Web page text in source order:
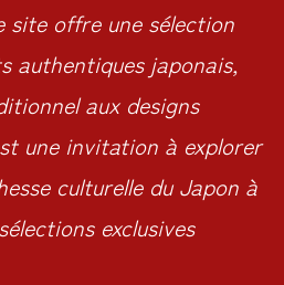
site offre une sélection
authentiques japonais,
aux designs
une invitation à explorer
culturelle du Japon à
exclusives